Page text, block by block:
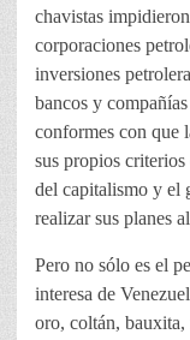
chavistas
corporaciones
inversiones
bancos y
conformes con que
sus propios
del capitalismo y el
realizar sus planes
Pero no sólo es el
interesa de
oro, coltán,